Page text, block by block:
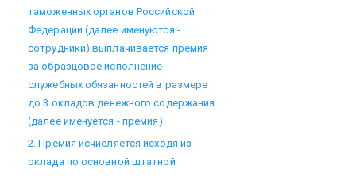
таможенных органов Российской
Федерации (далее именуются -
сотрудники) выплачивается премия
за образцовое исполнение
служебных обязанностей в размере
до 3 окладов денежного содержания
(далее именуется - премия).
2. Премия исчисляется исходя из
оклада по основной штатной